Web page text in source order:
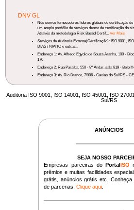
DNV GL
Nós somos fornecedores líderes globais de certificação
um amplo portfólio de serviços dentro de certificação do
Através da metodologia Risk Based Certif...Ver Mais
Serviços de Auditoria Externa(Certificação): ISO 9001,
DIAS / NIAHO e outras...
Endereço 1: Av. Alfredo Egydio de Souza Aranha, 100 -
170
Endereço 2: Rua Paraíba, 550 - 8º Andar, sala 819 - Belo
Endereço 3: Av. Rio Branco, 7/906 - Caxias do Sul/RS -
Auditoria ISO 9001, ISO 14001, ISO 45001, ISO
Sul/RS
ANÚNCIOS
SEJA NOSSO
Empresas parceiras doPortalISO
prêmios e muitas facilidades
grátis, anúncios grátis etc. Conheça
de parcerias.Clique aqui